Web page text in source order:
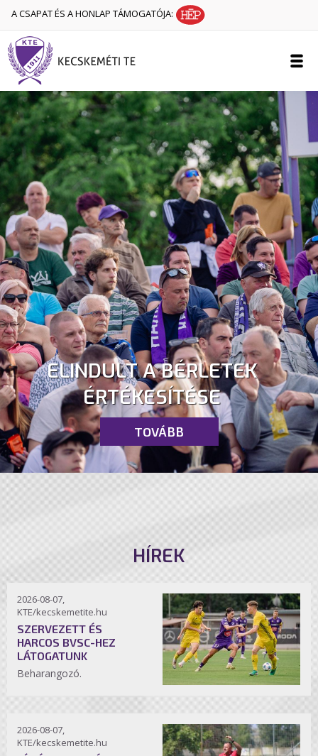
A CSAPAT ÉS A HONLAP TÁMOGATÓJA:
ELINDULT A BÉRLETEK
ÉRTÉKESÍTÉSE
TOVÁBB
HÍREK
2026-08-07,
KTE/kecskemetite.hu
SZERVEZETT ÉS
HARCOS BVSC-HEZ
LÁTOGATUNK
Beharangozó.
2026-08-07,
KTE/kecskemetite.hu